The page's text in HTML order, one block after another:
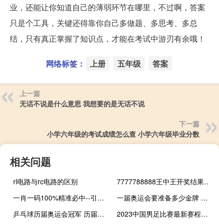
业，还能让你知道自己的薄弱环节在哪里，不过啊，答案
只是个工具，关键还得靠你自己多做题、多思考、多总
结，只有真正掌握了知识点，才能在考试中游刃有余哦！
网络标签： 上册 五年级 答案
上一篇
无话不说是什么意思 我想要的是无话不说
下一篇
小学六年级的考试成绩怎么查 小学六年级毕业分数
相关问题
rl电路与rc电路的区别
7777788888王中王开奖结果_智能AI深度解析_百度大脑版A12.31.816
一肖一码100%精准必中--引发热议与讨论--安卓版636.312
一届奥运会要准备多少金牌 我只想要块奥运金牌
乒乓球历届奥运会冠军 历届奥运会冠军一览表
2023中国男足比赛最新赛程时间 中国足协杯2023赛程